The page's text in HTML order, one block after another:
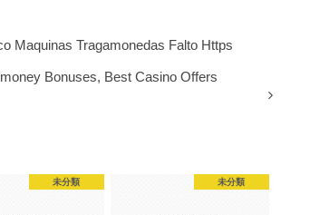
Maquinas Tragamonedas Falto Https
Bonuses, Best Casino Offers
未分類 未分類